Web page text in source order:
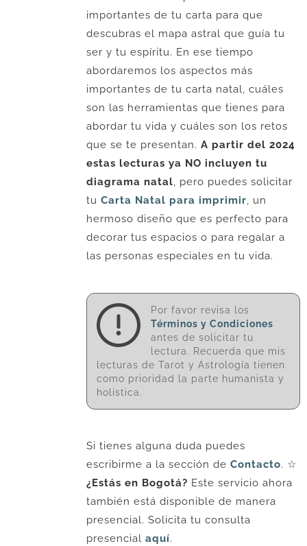
importantes de tu carta para que
descubras el mapa astral que guía tu
ser y tu espíritu. En ese tiempo
abordaremos los aspectos más
importantes de tu carta natal, cuáles
son las herramientas que tienes para
abordar tu vida y cuáles son los retos
que se te presentan. A partir del 2024
estas lecturas ya NO incluyen tu
diagrama natal, pero puedes solicitar
tu Carta Natal para imprimir, un
hermoso diseño que es perfecto para
decorar tus espacios o para regalar a
las personas especiales en tu vida.
Por favor revisa los
Términos y Condiciones
antes de solicitar tu
lectura. Recuerda que mis
lecturas de Tarot y Astrología tienen
como prioridad la parte humanista y
holística.
Si tienes alguna duda puedes
escribirme a la sección de Contacto. ☆
¿Estás en Bogotá? Este servicio ahora
también está disponible de manera
presencial. Solicita tu consulta
presencial aquí.